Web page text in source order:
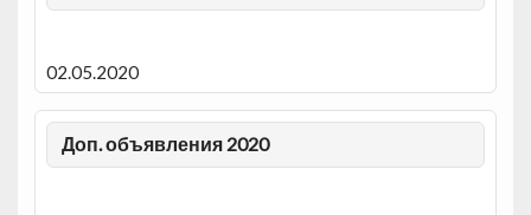
02.05.2020
Доп. объявления 2020